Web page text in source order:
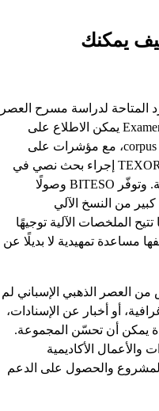
يمكنك
المتاحة لدراسة مسرح العصر
الذهبي الإسباني وأدبه. في Examen de autorías يمكن الاطلاع على
التقارير الأسلوبية للأعمال المدرجة في corpus، مع مؤشرات على
علاقات إسناد التأليف المحتملة. يتيح TEXORO إجراء بحث نصي في
نحو 3000 عمل وأكثر من 38 مليون كلمة. وتوفّر BITESO وصولًا
من النسخ الآلي
الملخصات الآلية توجيهًا
مساعدة تمهيدية لا بديلًا عن
العصر الذهبي الإسباني لم
أو أخبار عن الإسنادات،
يمكن أن تحسّن المجموعة.
والأعمال الأكاديمية
المشروع والحصول على الدعم